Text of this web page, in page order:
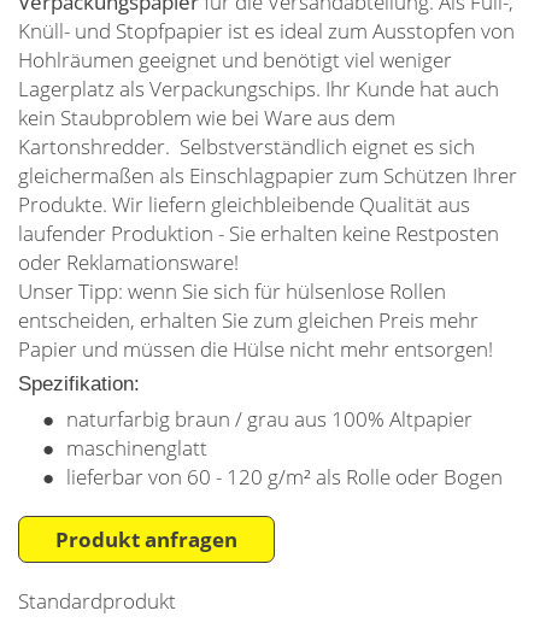
Knüll- und Stopfpapier ist es ideal zum Ausstopfen von
Hohlräumen geeignet und benötigt viel weniger
Lagerplatz als Verpackungschips. Ihr Kunde hat auch
kein Staubproblem wie bei Ware aus dem
Kartonshredder. Selbstverständlich eignet es sich
gleichermaßen als Einschlagpapier zum Schützen Ihrer
Produkte. Wir liefern gleichbleibende Qualität aus
laufender Produktion - Sie erhalten keine Restposten
oder Reklamationsware!
Unser Tipp: wenn Sie sich für hülsenlose Rollen
entscheiden, erhalten Sie zum gleichen Preis mehr
Papier und müssen die Hülse nicht mehr entsorgen!
Spezifikation:
naturfarbig braun / grau aus 100% Altpapier
maschinenglatt
lieferbar von 60 - 120 g/m² als Rolle oder Bogen
Produkt anfragen
Standardprodukt